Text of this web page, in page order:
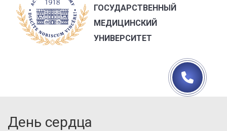
ГОСУДАРСТВЕННЫЙ
МЕДИЦИНСКИЙ
УНИВЕРСИТЕТ
День сердца